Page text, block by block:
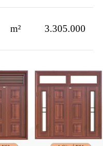
m² 3.305.000